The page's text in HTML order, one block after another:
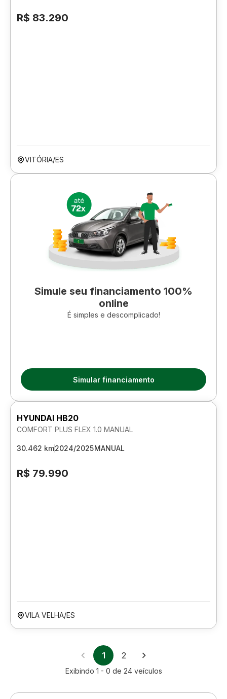
R$ 83.290
VITÓRIA/ES
Simule seu financiamento 100%
online
É simples e descomplicado!
Simular financiamento
HYUNDAI HB20
COMFORT PLUS FLEX 1.0 MANUAL
30.462 km2024/2025MANUAL
R$ 79.990
VILA VELHA/ES
1 2
Exibindo 1 - 0 de 24 veículos